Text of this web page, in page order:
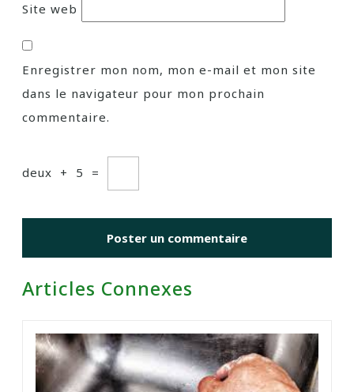
Site web
Enregistrer mon nom, mon e-mail et mon site
dans le navigateur pour mon prochain
commentaire.
deux + 5 =
Articles Connexes